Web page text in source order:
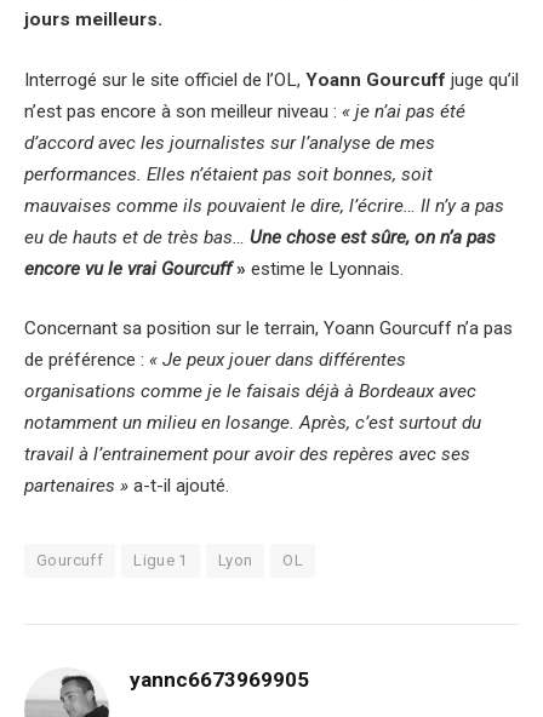
jours meilleurs.
Interrogé sur le site officiel de l’OL, Yoann Gourcuff juge qu’il
n’est pas encore à son meilleur niveau : « je n’ai pas été
d’accord avec les journalistes sur l’analyse de mes
performances. Elles n’étaient pas soit bonnes, soit
mauvaises comme ils pouvaient le dire, l’écrire… Il n’y a pas
eu de hauts et de très bas… Une chose est sûre, on n’a pas
encore vu le vrai Gourcuff» estime le Lyonnais.
Concernant sa position sur le terrain, Yoann Gourcuff n’a pas
de préférence : « Je peux jouer dans différentes
organisations comme je le faisais déjà à Bordeaux avec
notamment un milieu en losange. Après, c’est surtout du
travail à l’entrainement pour avoir des repères avec ses
partenaires » a-t-il ajouté.
Gourcuff Ligue 1 Lyon OL
yannc6673969905